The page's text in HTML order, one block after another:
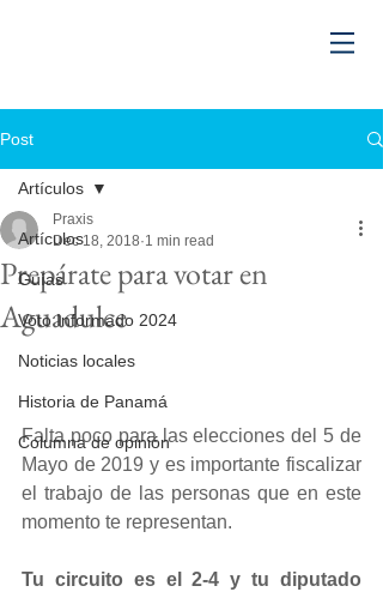
Post
Artículos
Guías
Voto Informado 2024
Noticias locales
Historia de Panamá
Columna de opinión
Artículos
Prepárate para votar en
Aguadulce
Praxis
Dec 18, 2018 1 min read
Falta poco para las elecciones del 5 de
Mayo de 2019 y es importante fiscalizar
el trabajo de las personas que en este
momento te representan.
Tu circuito es el 2-4 y tu diputado